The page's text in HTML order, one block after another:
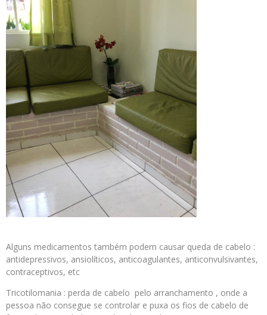
Alguns medicamentos também podem causar queda de cabelo :
antidepressivos, ansiolíticos, anticoagulantes, anticonvulsivantes,
contraceptivos, etc
Tricotilomania : perda de cabelo pelo arranchamento , onde a
pessoa não consegue se controlar e puxa os fios de cabelo de